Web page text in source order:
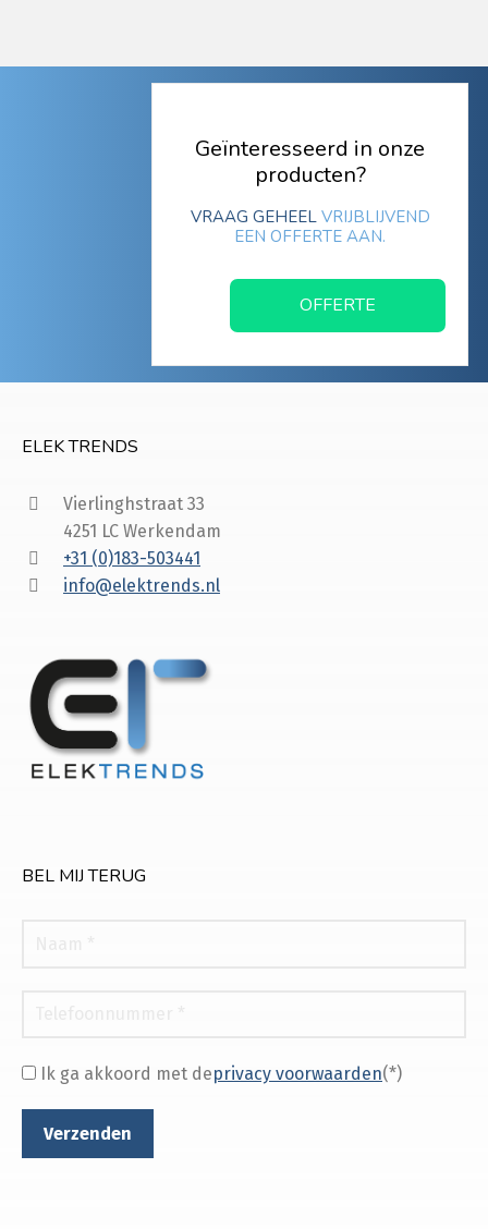
Geïnteresseerd in onze
producten?
VRAAG GEHEEL VRIJBLIJVEND
EEN OFFERTE AAN.
OFFERTE
ELEK TRENDS
Vierlinghstraat 33
4251 LC Werkendam
+31 (0)183-503441
info@elektrends.nl
BEL MIJ TERUG
Ik ga akkoord met deprivacy voorwaarden(*)